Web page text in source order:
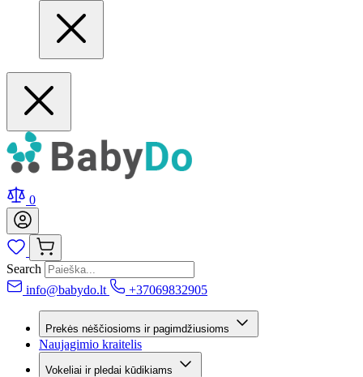
0
Search
info@babydo.lt
+37069832905
Prekės nėščiosioms ir pagimdžiusioms
Naujagimio kraitelis
Vokeliai ir pledai kūdikiams